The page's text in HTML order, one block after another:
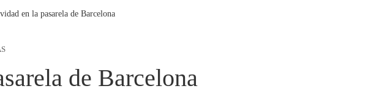
en la pasarela de Barcelona
de Barcelona